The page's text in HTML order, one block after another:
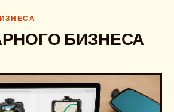
БИЗНЕСА